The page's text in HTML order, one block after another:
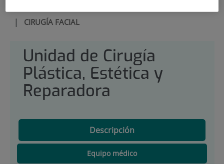
| CIRUGÍA FACIAL
Unidad de Cirugía
Plástica, Estética y
Reparadora
Descripción
Equipo médico